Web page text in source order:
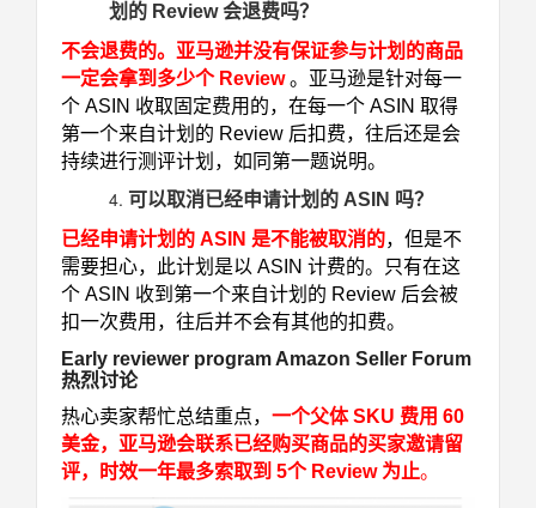
划的 Review 会退费吗？
不会退费的。亚马逊并没有保证参与计划的商品
一定会拿到多少个 Review 。亚马逊是针对每一
个 ASIN 收取固定费用的，在每一个 ASIN 取得
第一个来自计划的 Review 后扣费，往后还是会
持续进行测评计划，如同第一题说明。
可以取消已经申请计划的 ASIN 吗？
已经申请计划的 ASIN 是不能被取消的，但是不
需要担心，此计划是以 ASIN 计费的。只有在这
个 ASIN 收到第一个来自计划的 Review 后会被
扣一次费用，往后并不会有其他的扣费。
Early reviewer program Amazon Seller Forum
热烈讨论
热心卖家帮忙总结重点， 一个父体 SKU 费用 60
美金，亚马逊会联系已经购买商品的买家邀请留
评，时效一年最多索取到 5个 Review 为止。